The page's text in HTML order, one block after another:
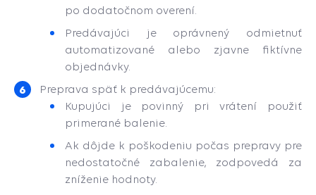
po dodatočnom overení.
Predávajúci je oprávnený odmietnuť
automatizované alebo zjavne fiktívne
objednávky.
Preprava späť k predávajúcemu:
Kupujúci je povinný pri vrátení použiť
primerané balenie.
Ak dôjde k poškodeniu počas prepravy pre
nedostatočné zabalenie, zodpovedá za
zníženie hodnoty.